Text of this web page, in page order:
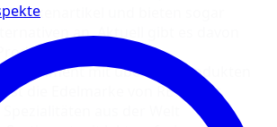
Markenartikel und bieten sogar
an. Aktuell gibt es davon
Sortiment mit über 450 Produkten
ist die Edelmarke von REWE mit
Spezialitäten aus der Welt